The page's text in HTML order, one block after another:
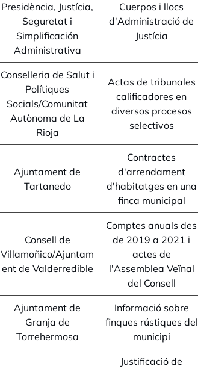
Presidència, Justícia,
Seguretat i
Simplificación
Administrativa
Cuerpos i llocs
d'Administració de
Justícia
Conselleria de Salut i
Polítiques
Socials/Comunitat
Autònoma de La
Rioja
Actas de tribunales
calificadores en
diversos procesos
selectivos
Ajuntament de
Tartanedo
Contractes
d'arrendament
d'habitatges en una
finca municipal
Consell de
Villamoñico/Ajuntam
ent de Valderredible
Comptes anuals des
de 2019 a 2021 i
actes de
l'Assemblea Veïnal
del Consell
Ajuntament de
Granja de
Torrehermosa
Informació sobre
finques rústiques del
municipi
Justificació de